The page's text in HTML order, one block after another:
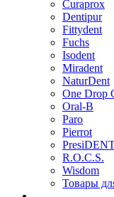
Curaprox
Dentipur
Fittydent
Fuchs
Isodent
Miradent
NaturDent
One Drop
Oral-B
Paro
Pierrot
R.O.C.S.
Wisdom
Товары